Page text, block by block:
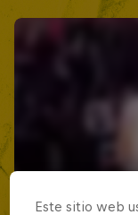
Este sitio web